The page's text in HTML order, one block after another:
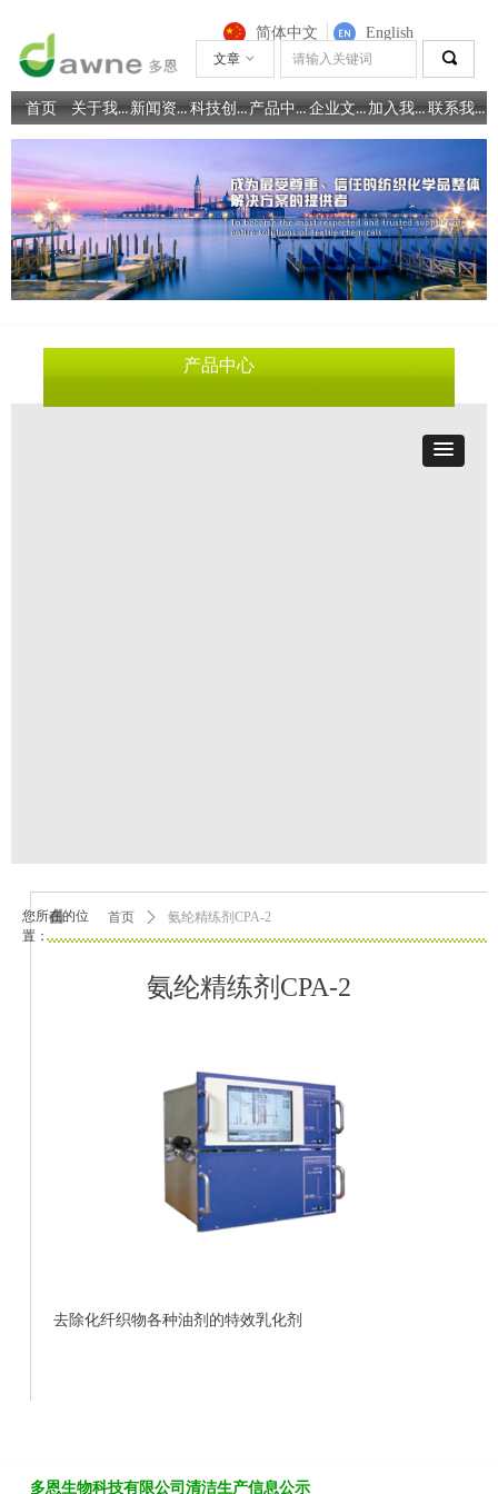
首页 关于我们 新闻资讯 科技创新 产品中心 企业文化 加入我们 联系我们
끠
文章 ꀁ
简体中文 English
产品中心
您所在的位
置：
首页 ꄲ 氨纶精练剂CPA-2
氨纶精练剂CPA-2
去除化纤织物各种油剂的特效乳化剂
多恩生物科技有限公司清洁生产信息公示